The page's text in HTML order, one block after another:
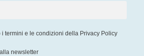
i termini e le condizioni della Privacy Policy
newsletter